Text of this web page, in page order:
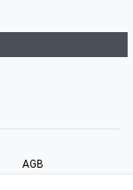
AGB